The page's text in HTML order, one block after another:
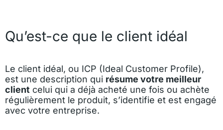
Qu’est-ce que le client idéal
Le client idéal, ou ICP (Ideal Customer Profile),
est une description qui résume votre meilleur
client celui qui a déjà acheté une fois ou achète
régulièrement le produit, s’identifie et est engagé
avec votre entreprise.